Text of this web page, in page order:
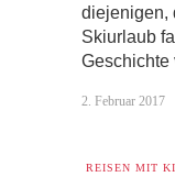
diejenigen,
Skiurlaub
2. Februar 2017
REISEN MIT